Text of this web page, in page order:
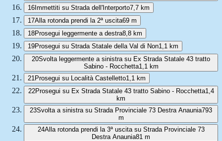
16Immettiti su Strada dell'Interporto7,7 km
17Alla rotonda prendi la 2ª uscita69 m
18Prosegui leggermente a destra8,8 km
19Prosegui su Strada Statale della Val di Non1,1 km
20Svolta leggermente a sinistra su Ex Strada Statale 43 tratto
Sabino - Rocchetta1,1 km
21 Prosegui su Località Castelletto1,1 km
22Prosegui su Ex Strada Statale 43 tratto Sabino - Rocchetta1,4
km
23Svolta a sinistra su Strada Provinciale 73 Destra Anaunia793
m
24Alla rotonda prendi la 3ª uscita su Strada Provinciale 73
Destra Anaunia81 m